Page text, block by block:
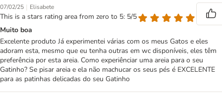
07/02/25 | Elisabete
This is a stars rating area from zero to 5: 5/5
Muito boa
Excelente produto Já experimentei várias com os meus Gatos e eles
adoram esta, mesmo que eu tenha outras em wc disponíveis, eles têm
preferência por esta areia. Como experiênciar uma areia para o seu
Gatinho? Se pisar areia e ela não machucar os seus pés é EXCELENTE
para as patinhas delicadas do seu Gatinho